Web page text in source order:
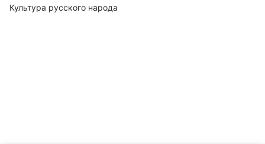
Культура русского народа